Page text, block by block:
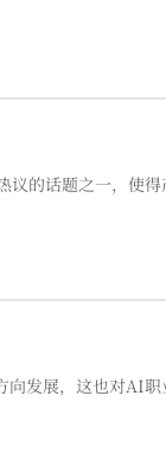
话题之一，使得
发展，这也对AI职